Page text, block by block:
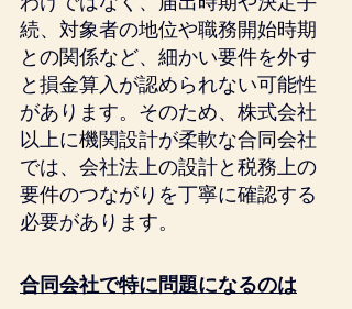
続、対象者の地位や職務開始時期
との関係など、細かい要件を外す
と損金算入が認められない可能性
があります。そのため、株式会社
以上に機関設計が柔軟な合同会社
では、会社法上の設計と税務上の
要件のつながりを丁寧に確認する
必要があります。
合同会社で特に問題になるのは